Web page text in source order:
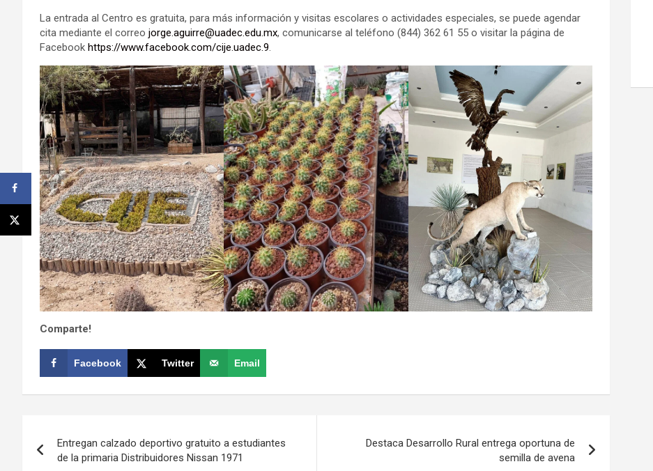
La entrada al Centro es gratuita, para más información y visitas escolares o actividades especiales, se puede agendar
cita mediante el correo jorge.aguirre@uadec.edu.mx, comunicarse al teléfono (844) 362 61 55 o visitar la página de
Facebook https://www.facebook.com/cije.uadec.9.
Comparte!
Facebook Twitter Email
de
Entregan calzado deportivo gratuito a estudiantes
de la primaria Distribuidores Nissan 1971
Destaca Desarrollo Rural entrega oportuna de
semilla de avena